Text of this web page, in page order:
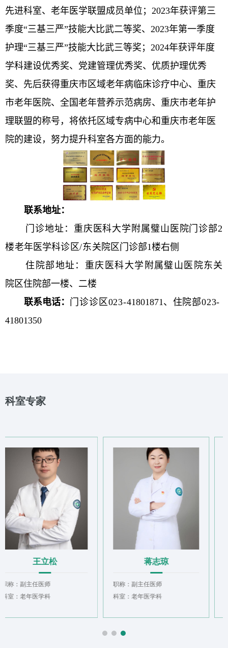
先进科室、老年医学联盟成员单位；2023年获评第三
季度“三基三严”技能大比武二等奖、2023年第一季度
护理“三基三严”技能大比武三等奖；2024年获评年度
学科建设优秀奖、党建管理优秀奖、优质护理优秀
奖、 先后获得重庆市区域老年病临床诊疗中心、重庆
市老年医院、全国老年营养示范病房、重庆市老年护
理联盟的称号，将依托区域专病中心和重庆市老年医
院的建设，努力提升科室各方面的能力。
联系地址：
门诊地址：重庆医科大学附属璧山医院门诊部2
楼老年医学科诊区/东关院区门诊部1楼右侧
住院部地址：重庆医科大学附属璧山医院东关
院区住院部一楼、二楼
联系电话： 门诊诊区023-41801871 、住院部023-
41801350
科室专家
蒋志琼
职称：副主任医师
科室：老年医学科
蒋天富
职称：副主任医师
科室：老年医学科